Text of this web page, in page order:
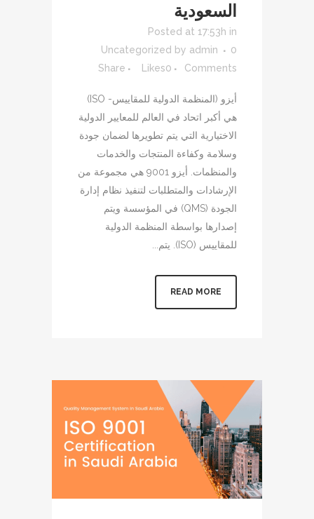
السعودية
Posted at 17:53h in
Uncategorized by admin
0
Comments
0
Likes
Share
أيزو (المنظمة الدولية للمقاييس- ISO)
هي أكبر اتحاد في العالم للمعايير الدولية
الاختيارية التي يتم تطويرها لضمان جودة
وسلامة وكفاءة المنتجات والخدمات
والمنظمات. أيزو 9001 هي مجموعة من
الإرشادات والمتطلبات لتنفيذ نظام إدارة
الجودة (QMS) في المؤسسة ويتم
إصدارها بواسطة المنظمة الدولية
للمقاييس (ISO). يتم...
READ MORE